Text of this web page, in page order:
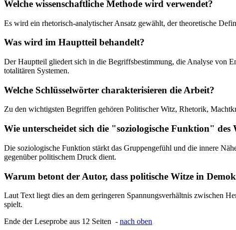
Welche wissenschaftliche Methode wird verwendet?
Es wird ein rhetorisch-analytischer Ansatz gewählt, der theoretische
Was wird im Hauptteil behandelt?
Der Hauptteil gliedert sich in die Begriffsbestimmung, die Analyse von
totalitären Systemen.
Welche Schlüsselwörter charakterisieren die Arbeit?
Zu den wichtigsten Begriffen gehören Politischer Witz, Rhetorik,
Wie unterscheidet sich die "soziologische Funktion"
Die soziologische Funktion stärkt das Gruppengefühl und die innere
gegenüber politischem Druck dient.
Warum betont der Autor, dass politische Witze in
Laut Text liegt dies an dem geringeren Spannungsverhältnis zwischen
spielt.
Ende der Leseprobe aus 12 Seiten - nach oben